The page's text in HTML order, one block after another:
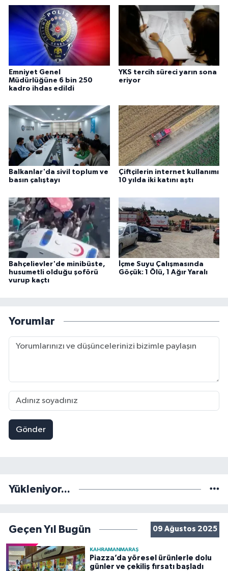
Emniyet Genel
Müdürlüğüne 6 bin 250
kadro ihdas edildi
YKS tercih süreci yarın sona
eriyor
Balkanlar'da sivil toplum ve
basın çalıştayı
Çiftçilerin internet kullanımı
10 yılda iki katını aştı
Bahçelievler'de minibüste,
husumetli olduğu şoförü
vurup kaçtı
İçme Suyu Çalışmasında
Göçük: 1 Ölü, 1 Ağır Yaralı
Yorumlar
Gönder
Yükleniyor...
Geçen Yıl Bugün 09 Ağustos 2025
KAHRAMANMARAŞ
Piazza’da yöresel ürünlerle dolu
günler ve çekiliş fırsatı başladı